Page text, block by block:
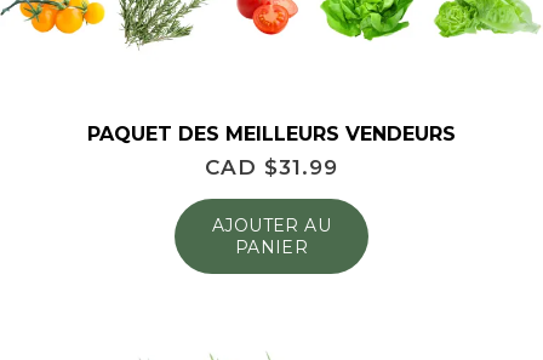
PAQUET DES MEILLEURS VENDEURS
CAD $31.99
AJOUTER AU
PANIER